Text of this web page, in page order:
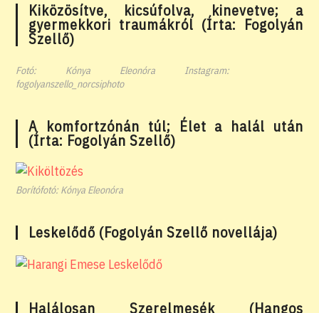
Kiközösítve, kicsúfolva, kinevetve; a
gyermekkori traumákról (Írta: Fogolyán
Szellő)
Fotó: Kónya Eleonóra Instagram:
fogolyanszello_norcsiphoto
A komfortzónán túl; Élet a halál után
(Írta: Fogolyán Szellő)
Borítófotó: Kónya Eleonóra
Leskelődő (Fogolyán Szellő novellája)
Halálosan Szerelmesék (Hangos